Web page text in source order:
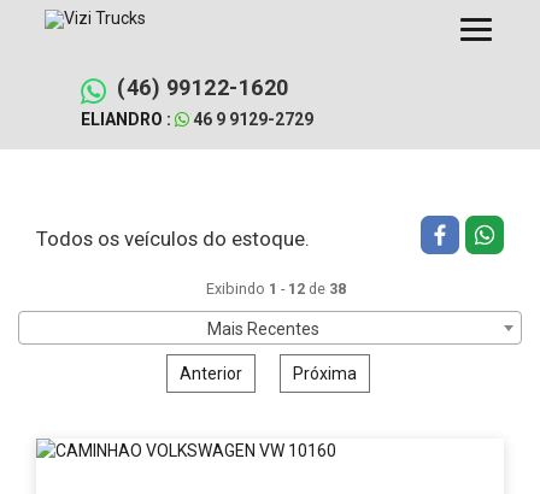
(46) 99122-1620
ELIANDRO : 46 9 9129-2729
Filtrar busca Limpar filtros
Todos os veículos do estoque.
Mais Recentes
Exibindo 1 - 12 de 38
Anterior Próxima